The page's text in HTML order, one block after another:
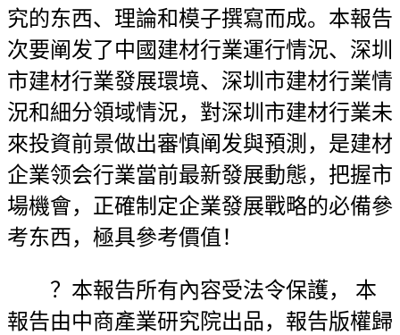
究的东西、理論和模子撰寫而成。本報告
次要阐发了中國建材行業運行情況、深圳
市建材行業發展環境、深圳市建材行業情
況和細分領域情況，對深圳市建材行業未
來投資前景做出審慎阐发與預測，是建材
企業领会行業當前最新發展動態，把握市
場機會，正確制定企業發展戰略的必備參
考东西，極具參考價值！
？本報告所有內容受法令保護， 本
報告由中商產業研究院出品，報告版權歸